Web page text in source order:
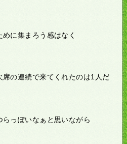
に集まろう感はなく
の連続で来てくれたのは1人だ
っぽいなぁと思いながら